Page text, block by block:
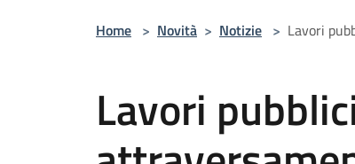
Home > Novità > Notizie > Lavori
Lavori